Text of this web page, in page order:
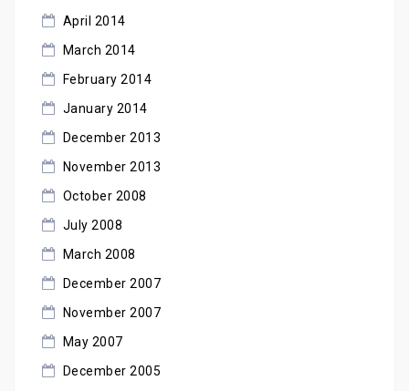
April 2014
March 2014
February 2014
January 2014
December 2013
November 2013
October 2008
July 2008
March 2008
December 2007
November 2007
May 2007
December 2005